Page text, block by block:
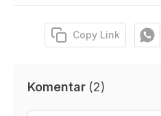
Copy Link
Komentar (2)